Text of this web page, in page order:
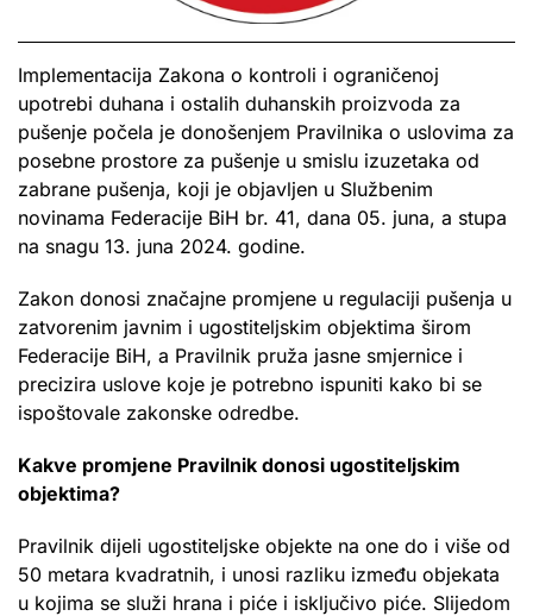
Implementacija Zakona o kontroli i ograničenoj
upotrebi duhana i ostalih duhanskih proizvoda za
pušenje počela je donošenjem Pravilnika o uslovima za
posebne prostore za pušenje u smislu izuzetaka od
zabrane pušenja, koji je objavljen u Službenim
novinama Federacije BiH br. 41, dana 05. juna, a stupa
na snagu 13. juna 2024. godine.
Zakon donosi značajne promjene u regulaciji pušenja u
zatvorenim javnim i ugostiteljskim objektima širom
Federacije BiH, a Pravilnik pruža jasne smjernice i
precizira uslove koje je potrebno ispuniti kako bi se
ispoštovale zakonske odredbe.
Kakve promjene Pravilnik donosi ugostiteljskim
objektima?
Pravilnik dijeli ugostiteljske objekte na one do i više od
50 metara kvadratnih, i unosi razliku između objekata
u kojima se služi hrana i piće i isključivo piće. Slijedom